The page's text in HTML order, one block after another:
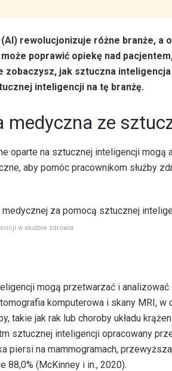
rewolucjonizuje różne branże, a
poprawić opiekę nad
zobaczysz, jak sztuczna
inteligencji na tę branżę.
medyczna ze
oparte na sztucznej inteligencji mogą
aby pomóc pracownikom służby
w służbie zdrowia
mogą przetwarzać i
komputerowa i skany MRI,
takie jak rak lub choroby układu
sztucznej inteligencji opracowany
piersi na mammogramach,
88,0% (McKinney i in., 2020).